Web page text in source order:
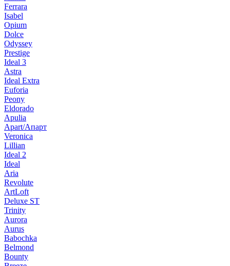
Ferrara
Isabel
Opium
Dolce
Odyssey
Prestige
Ideal 3
Astra
Ideal Extra
Euforia
Peony
Eldorado
Apulia
Apart/Апарт
Veronica
Lillian
Ideal 2
Ideal
Aria
Revolute
ArtLoft
Deluxe ST
Trinity
Aurora
Aurus
Babochka
Belmond
Bounty